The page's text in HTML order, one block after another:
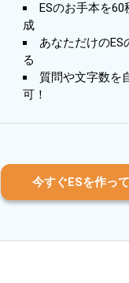
ESのお手本を
成
あなただけのES
る
質問や文字数を
可！
今すぐESを作っ